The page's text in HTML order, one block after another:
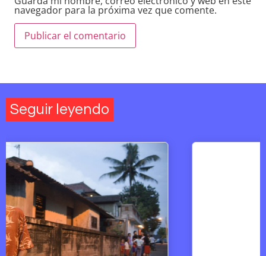
navegador para la próxima vez que comente.
Seguir leyendo